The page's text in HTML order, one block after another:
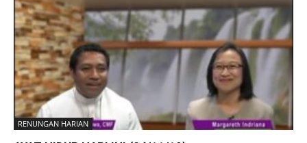
RENUNGAN HARIAN